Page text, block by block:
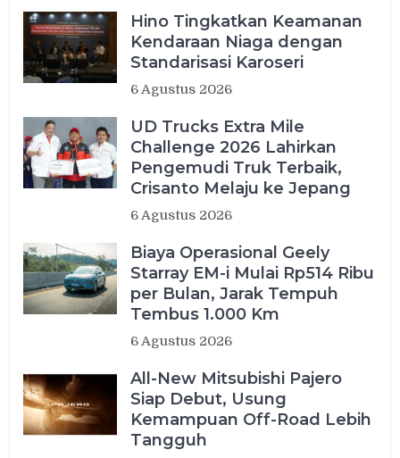
Hino Tingkatkan Keamanan
Kendaraan Niaga dengan
Standarisasi Karoseri
6 Agustus 2026
UD Trucks Extra Mile
Challenge 2026 Lahirkan
Pengemudi Truk Terbaik,
Crisanto Melaju ke Jepang
6 Agustus 2026
Biaya Operasional Geely
Starray EM-i Mulai Rp514 Ribu
per Bulan, Jarak Tempuh
Tembus 1.000 Km
6 Agustus 2026
All-New Mitsubishi Pajero
Siap Debut, Usung
Kemampuan Off-Road Lebih
Tangguh